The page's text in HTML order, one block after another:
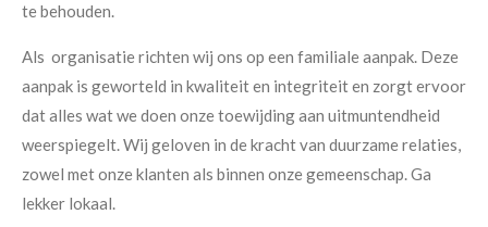
te behouden.
Als organisatie richten wij ons op een familiale aanpak. Deze
aanpak is geworteld in kwaliteit en integriteit en zorgt ervoor
dat alles wat we doen onze toewijding aan uitmuntendheid
weerspiegelt. Wij geloven in de kracht van duurzame relaties,
zowel met onze klanten als binnen onze gemeenschap. Ga
lekker lokaal.